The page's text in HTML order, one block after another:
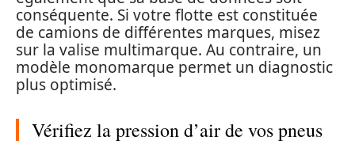
conséquente. Si votre flotte est constituée
de camions de différentes marques, misez
sur la valise multimarque. Au contraire, un
modèle monomarque permet un diagnostic
plus optimisé.
Vérifiez la pression d’air de vos pneus